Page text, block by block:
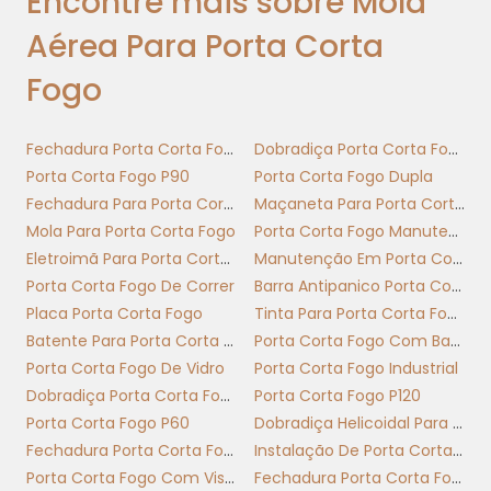
COM PORTAS CORTA FOGO:
QUANDO USAR CADA MOLA
AÉREA
fogo com critérios objetivos: largura maxima,
maximo e compatibilidade com dispositivos
fogo para garantir fechamento contínuo
conformidade ao padrao técnico.
Mapeamento rápido para escolher
capacidade e tipo de uso
Comece avaliando largura maxima e peso
da folha: portas corta com mais de 1000 mm
peso acima de 60 kg exigem molas de maior
e resistência. Uma mola aérea para porta
fogo deve especificar capacidade nominal e
Aérea Para Porta Corta
Fogo
Fechadura Porta Corta Fogo
Dobradiça Porta Corta Fogo
Porta Corta Fogo P90
Porta Corta Fogo Dupla
Fechadura Para Porta Corta Fogo Com Chave
Maçaneta Para Porta Corta Fogo
Mola Para Porta Corta Fogo
Porta Corta Fogo Manutenção
Eletroimã Para Porta Corta Fogo
Manutenção Em Porta Corta Fogo
Porta Corta Fogo De Correr
Barra Antipanico Porta Corta Fogo
Placa Porta Corta Fogo
Tinta Para Porta Corta Fogo
Batente Para Porta Corta Fogo
Porta Corta Fogo Com Barra Antipanico
Porta Corta Fogo De Vidro
Porta Corta Fogo Industrial
Dobradiça Porta Corta Fogo Com Mola
Porta Corta Fogo P120
Porta Corta Fogo P60
Dobradiça Helicoidal Para Porta Corta Fogo
Fechadura Porta Corta Fogo Com Barra Antipânico
Instalação De Porta Corta Fogo
Porta Corta Fogo Com Visor
Fechadura Porta Corta Fogo Sem Chave